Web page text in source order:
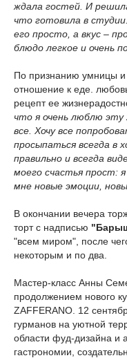
ждала гостей. И
что готовила в
его просто, а вкус –
блюдо легкое и очень
По признанию умницы
отношение к еде.
рецепт ее
что я очень люблю эту
все. Хочу все
просыпаться всегда в
правильно и всегда
моего счастья прост:
мне новые эмоции,
В окончании вечера
торт с надписью
"всем миром", после
некоторым и по два.
Мастер-класс Анны
продолжением нового
ZAFFERANO. 12
гурманов на уютной
области фуд-дизайна и
гастрономии,